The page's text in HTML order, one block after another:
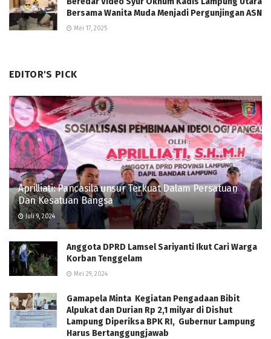
Bersama Wanita Muda Menjadi Pergunjingan ASN
Mei 17, 2025
EDITOR'S PICK
Aprilliati: Pancasila unsur Terkuat Dalam Persatuan
Dan Kesatuan Bangsa
Juli 9, 2024
Anggota DPRD Lamsel Sariyanti Ikut Cari Warga
Korban Tenggelam
Mei 29, 2024
Gamapela Minta Kegiatan Pengadaan Bibit
Alpukat dan Durian Rp 2,1 milyar di Dishut
Lampung Diperiksa BPK RI, Gubernur Lampung
Harus Bertanggungjawab